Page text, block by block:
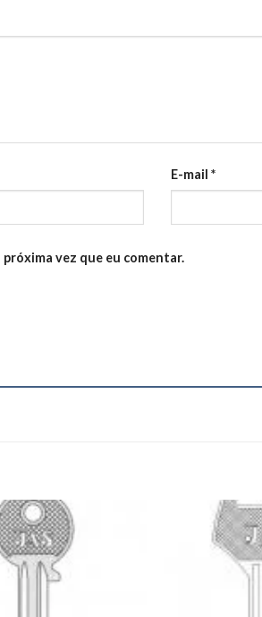
E-mail *
vez que eu comentar.